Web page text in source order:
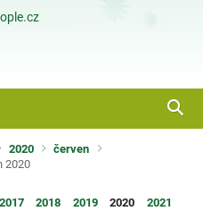
2020
červen
2020
2017 2018 2019 2020
2021